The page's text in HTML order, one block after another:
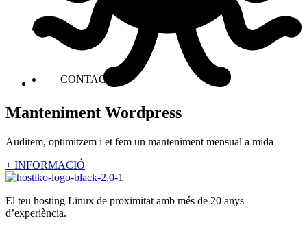
BLOG
CONTACTE
Manteniment Wordpress
Auditem, optimitzem i et fem un manteniment mensual a mida
+ INFORMACIÓ
El teu hosting Linux de proximitat amb més de 20 anys
d’experiència.